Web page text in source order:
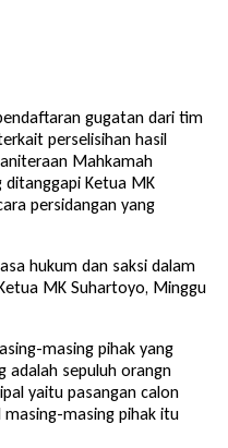
gugatan dari tim
perselisihan hasil
Mahkamah
ditanggapi Ketua MK
persidangan yang
hukum dan saksi dalam
MK Suhartoyo, Minggu
masing pihak yang
adalah sepuluh orangn
yaitu pasangan calon
masing pihak itu